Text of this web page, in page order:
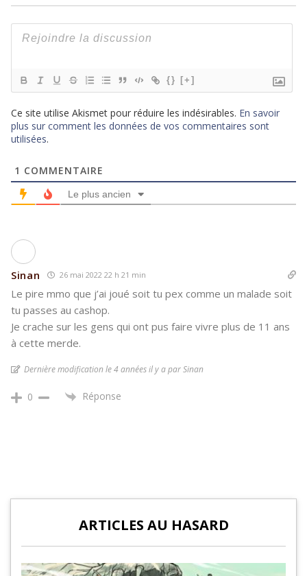
{} [+]
Ce site utilise Akismet pour réduire les indésirables. En savoir
plus sur comment les données de vos commentaires sont
utilisées.
1 COMMENTAIRE
Le plus ancien
Sinan 26 mai 2022 22 h 21 min
Le pire mmo que j’ai joué soit tu pex comme un malade soit
tu passes au cashop.
Je crache sur les gens qui ont pus faire vivre plus de 11 ans
à cette merde.
Dernière modification le 4 années il y a par Sinan
0 Réponse
ARTICLES AU HASARD